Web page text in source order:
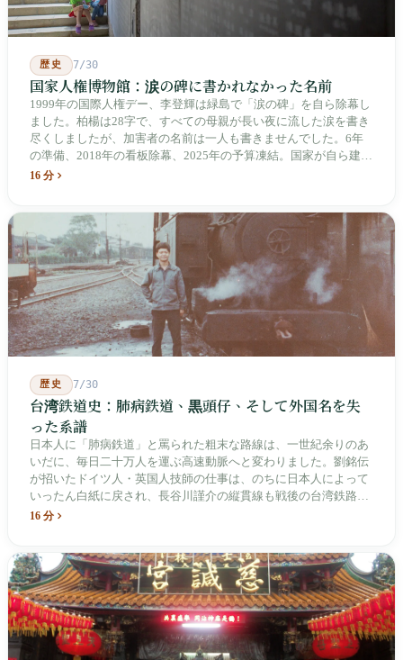
歴史 7/30
国家人権博物館：涙の碑に書かれなかった名前
1999年の国際人権デー、李登輝は緑島で「涙の碑」を自ら除幕し
ました。柏楊は28字で、すべての母親が長い夜に流した涙を書き
尽くしましたが、加害者の名前は一人も書きませんでした。6年
の準備、2018年の看板除幕、2025年の予算凍結。国家が自ら建
て、自らが行ったことを記念する博物館です。しかし解厳から39
16 分
歴史 7/30
台湾鉄道史：肺病鉄道、黒頭仔、そして外国名を失
った系譜
日本人に「肺病鉄道」と罵られた粗末な路線は、一世紀余りのあ
いだに、毎日二十万人を運ぶ高速動脈へと変わりました。劉銘伝
が招いたドイツ人・英国人技師の仕事は、のちに日本人によって
いったん白紙に戻され、長谷川謹介の縦貫線も戦後の台湾鉄路に
よって改名・改番されました。どの世代も前の世代の記録を脚注
治スローガン、そしてようやくプユマ・タロコの世代になって、
先住民族の地名が再びレールの上に敷き戻されたのです。
16 分